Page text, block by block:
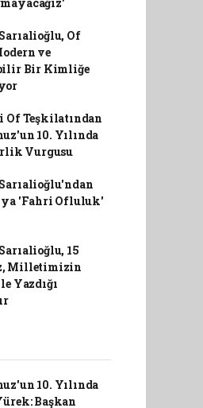
Of
ve
Bir Kimliğe
Of Teşkilatından
10. Yılında
Vurgusu
'Fahri Ofluluk'
15
Milletimizin
Yazdığı
10. Yılında
Başkan